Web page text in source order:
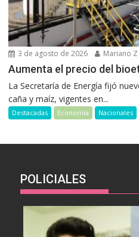
3 de agosto de 2026 Mariano Z
Aumenta el precio del
La Secretaría de Energía fijó
caña y maíz, vigentes en...
Destacadas Economía Nacionales
POLICIALES